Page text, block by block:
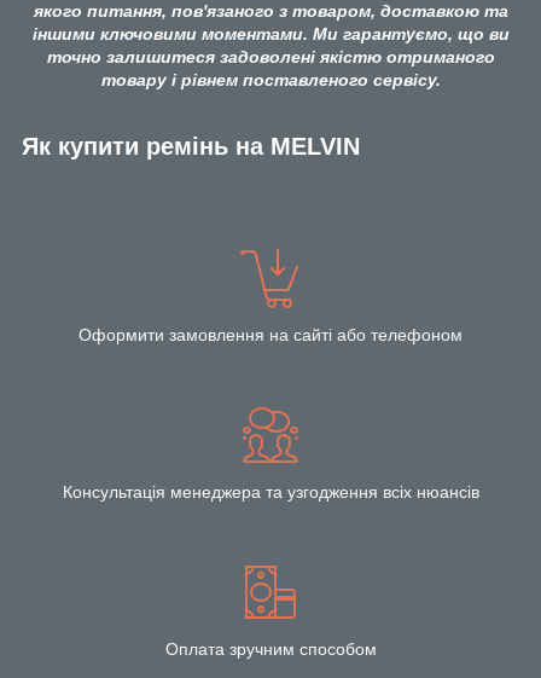
якого питання, пов'язаного з товаром, доставкою та
іншими ключовими моментами. Ми гарантуємо, що ви
точно залишитеся задоволені якістю отриманого
товару і рівнем поставленого сервісу.
Як купити ремінь на MELVIN
Оформити замовлення на сайті або телефоном
Консультація менеджера та узгодження всіх нюансів
Оплата зручним способом